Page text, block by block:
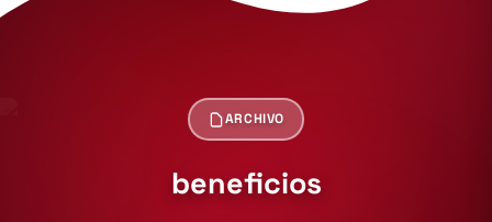
ARCHIVO
beneficios